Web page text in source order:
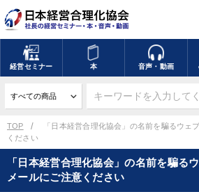
経営セミナー 本 音声・動画
TOP
「日本経営合理化協会」の名前を騙るウェ
ください
「日本経営合理化協会」の名前を騙る
メールにご注意ください